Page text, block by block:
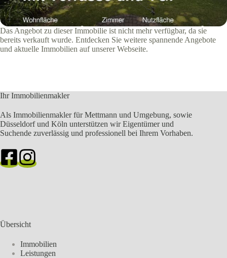
Das Angebot zu dieser Immobilie ist nicht mehr verfügbar, da sie
bereits verkauft wurde. Entdecken Sie weitere spannende Angebote
und aktuelle Immobilien auf unserer Webseite.
Ihr Immobilienmakler
Als Immobilienmakler für Mettmann und Umgebung, sowie
Düsseldorf und Köln unterstützen wir Eigentümer und
Suchende zuverlässig und professionell bei Ihrem Vorhaben.
Übersicht
Immobilien
Leistungen